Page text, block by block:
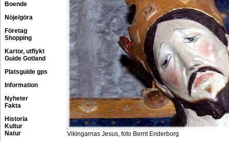
Boende
Nöje/göra
Företag
Shopping
Kartor, utflykt
Guide Gotland
Platsguide gps
Information
Nyheter
Fakta
Historia
Kultur
Natur
Vikingarnas Jesus, foto Bernt Enderborg